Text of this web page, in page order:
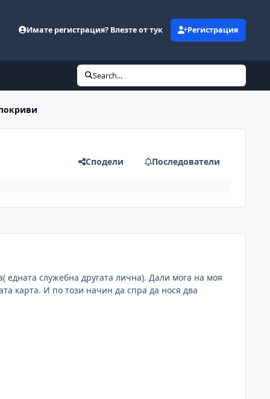
Имате регистрация? Влезте от тук Регистрация
Search...
Сподели Последователи
служебна другата лична). Дали мога на моя
карта. И по този начин да спра да нося два